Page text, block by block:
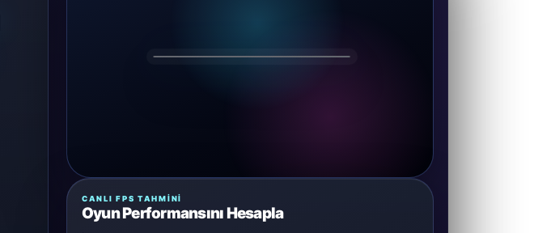
CANLI FPS TAHMINI
Oyun Performansını Hesapla